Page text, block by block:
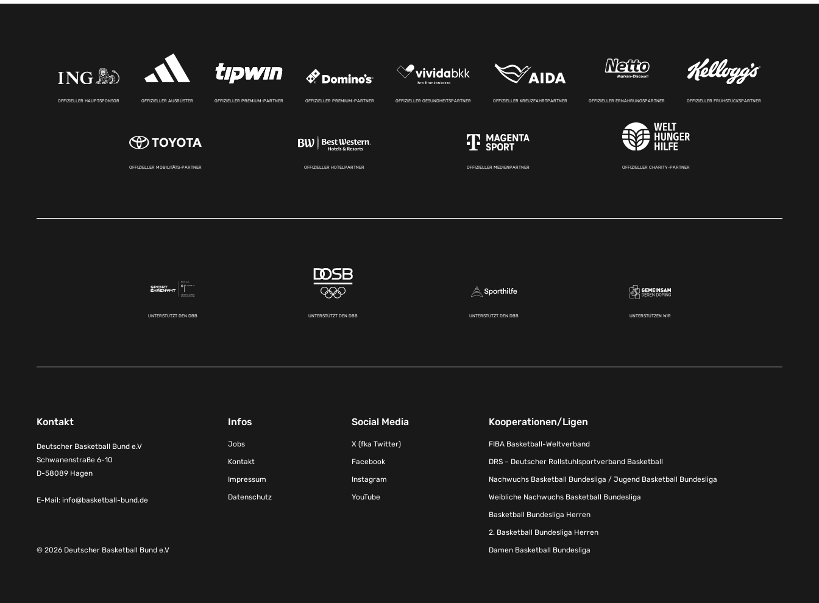
OFFIZIELLER HAUPTSPONSOR OFFIZIELLER AUSRÜSTER OFFIZIELLER PREMIUM-PARTNER OFFIZIELLER PREMIUM-PARTNER OFFIZIELLER GESUNDHEITSPARTNER OFFIZIELLER KREUZFAHRTPARTNER OFFIZIELLER ERNÄHRUNGSPARTNER OFFIZIELLER FRÜHSTÜCKSPARTNER
OFFIZIELLER MOBILITÄTS-PARTNER OFFIZIELLER HOTELPARTNER OFFIZIELLER MEDIENPARTNER OFFIZIELLER CHARITY-PARTNER
UNTERSTÜTZT DEN DBB UNTERSTÜTZT DEN DBB UNTERSTÜTZT DEN DBB UNTERSTÜTZEN WIR
Kontakt
Deutscher Basketball Bund e.V
Schwanenstraße 6-10
D-58089 Hagen
E-Mail: info@basketball-bund.de
Infos
Jobs
Kontakt
Impressum
Datenschutz
Social Media
X (fka Twitter)
Facebook
Instagram
YouTube
Kooperationen/Ligen
FIBA Basketball-Weltverband
DRS – Deutscher Rollstuhlsportverband Basketball
Nachwuchs Basketball Bundesliga / Jugend Basketball Bundesliga
Weibliche Nachwuchs Basketball Bundesliga
Basketball Bundesliga Herren
2. Basketball Bundesliga Herren
Damen Basketball Bundesliga
© 2026 Deutscher Basketball Bund e.V